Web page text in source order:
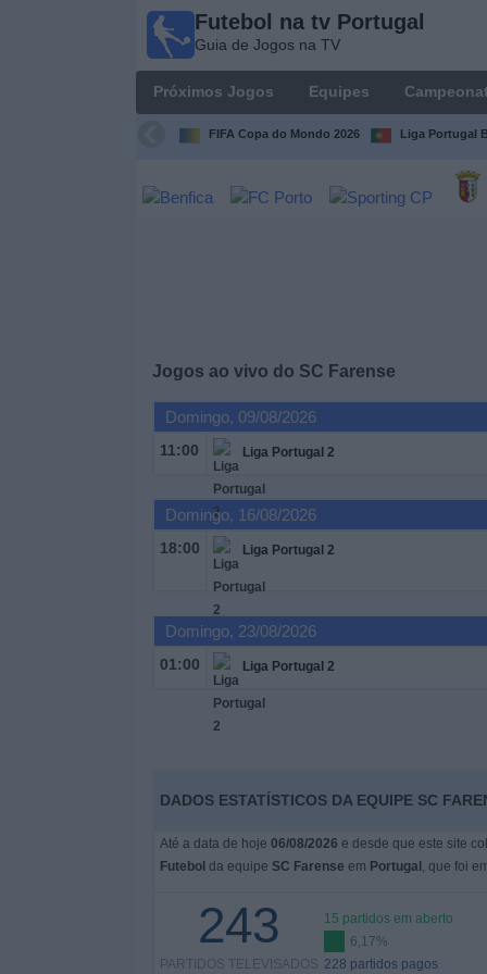
Futebol na tv Portugal
Guia de Jogos na TV
Próximos Jogos Equipes
FIFA Copa do Mondo 2026 Liga Portugal
Jogos ao vivo do SC Farense
Domingo, 09/08/2026
11:00 Liga Portugal 2
Domingo, 16/08/2026
18:00 Liga Portugal 2
Domingo, 23/08/2026
01:00 Liga Portugal 2
DADOS ESTATÍSTICOS DA EQUIPE SC
Até a data de hoje 06/08/2026 e desde que este site
Futebol da equipe SC Farense em Portugal , que foi
243
PARTIDOS TELEVISADOS
15 partidos em aberto
6,17%
228 partidos pagos
Portugal
Jogos na TV